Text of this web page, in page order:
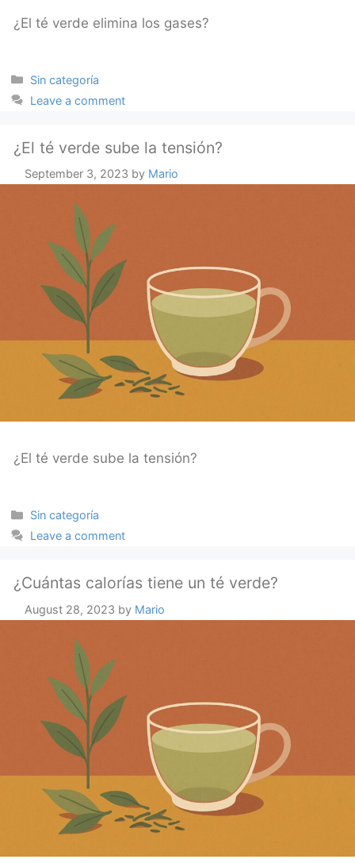
¿El té verde elimina los gases?
Categories
Sin categoría
Leave a comment
¿El té verde sube la tensión?
September 3, 2023 by Mario
¿El té verde sube la tensión?
Categories
Sin categoría
Leave a comment
¿Cuántas calorías tiene un té verde?
August 28, 2023 by Mario